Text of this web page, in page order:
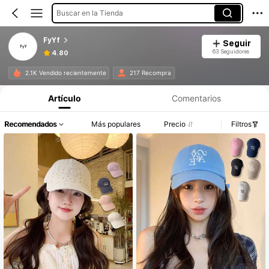
Buscar en la Tienda
FyYf
4.80
Seguir
63 Seguidores
2.1K Vendido recientemente 217 Recompra
Artículo Comentarios
Recomendados Más populares Precio Filtros